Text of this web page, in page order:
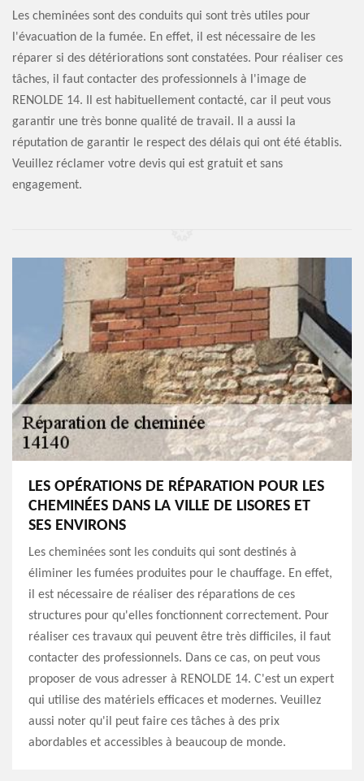
Les cheminées sont des conduits qui sont très utiles pour
l'évacuation de la fumée. En effet, il est nécessaire de les
réparer si des détériorations sont constatées. Pour réaliser ces
tâches, il faut contacter des professionnels à l'image de
RENOLDE 14. Il est habituellement contacté, car il peut vous
garantir une très bonne qualité de travail. Il a aussi la
réputation de garantir le respect des délais qui ont été établis.
Veuillez réclamer votre devis qui est gratuit et sans
engagement.
LES OPÉRATIONS DE RÉPARATION POUR LES
CHEMINÉES DANS LA VILLE DE LISORES ET
SES ENVIRONS
Les cheminées sont les conduits qui sont destinés à
éliminer les fumées produites pour le chauffage. En effet,
il est nécessaire de réaliser des réparations de ces
structures pour qu'elles fonctionnent correctement. Pour
réaliser ces travaux qui peuvent être très difficiles, il faut
contacter des professionnels. Dans ce cas, on peut vous
proposer de vous adresser à RENOLDE 14. C'est un expert
qui utilise des matériels efficaces et modernes. Veuillez
aussi noter qu'il peut faire ces tâches à des prix
abordables et accessibles à beaucoup de monde.